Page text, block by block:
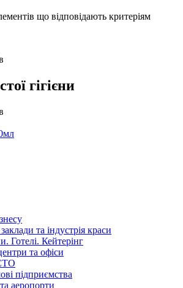
що відповідають критеріям
гігієни
та індустрія краси
Готелі. Кейтерінг
та офіси
підприємства
аеропорти